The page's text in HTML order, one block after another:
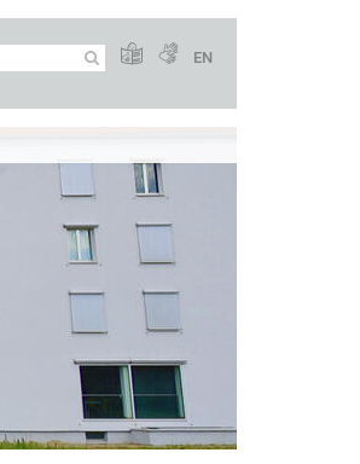
EN